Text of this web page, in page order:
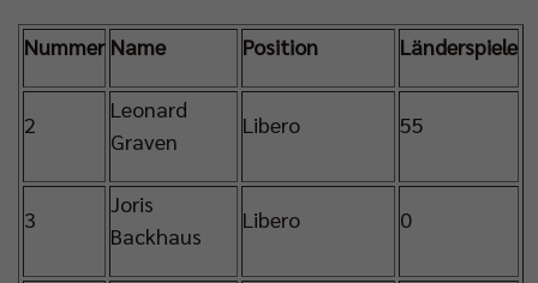
Nummer Name Position Länderspiele
2
Leonard
Graven
Libero 55
3
Joris
Backhaus
Libero 0